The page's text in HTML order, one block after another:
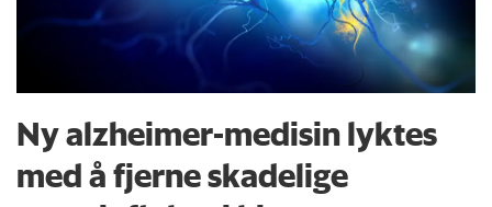
Ny alzheimer-medisin lyktes
med å fjerne skadelige